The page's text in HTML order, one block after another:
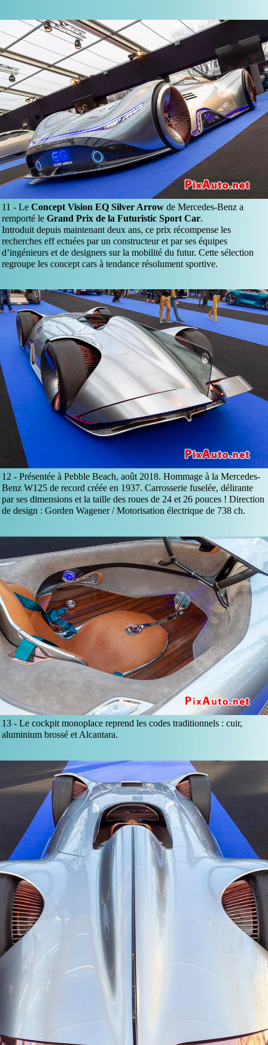
11 -LeConcept Vision EQ Silver Arrow de Mercedes-Benz a
remporté leGrand Prix de la Futuristic Sport Car.
Introduit depuis maintenant deux ans, ce prix récompense les
recherches eff ectuées par un constructeur et par ses équipes
d’ingénieurs et de designers sur la mobilité du futur. Cette sélection
regroupe les concept cars à tendance résolument sportive.
12 -Présentée à Pebble Beach, août 2018. Hommage à la Mercedes-
Benz W125 de record créée en 1937. Carrosserie fuselée, délirante
par ses dimensions et la taille des roues de 24 et 26 pouces ! Direction
de design : Gorden Wagener / Motorisation électrique de 738 ch.
13 -Le cockpit monoplace reprend les codes traditionnels : cuir,
aluminium brossé et Alcantara.